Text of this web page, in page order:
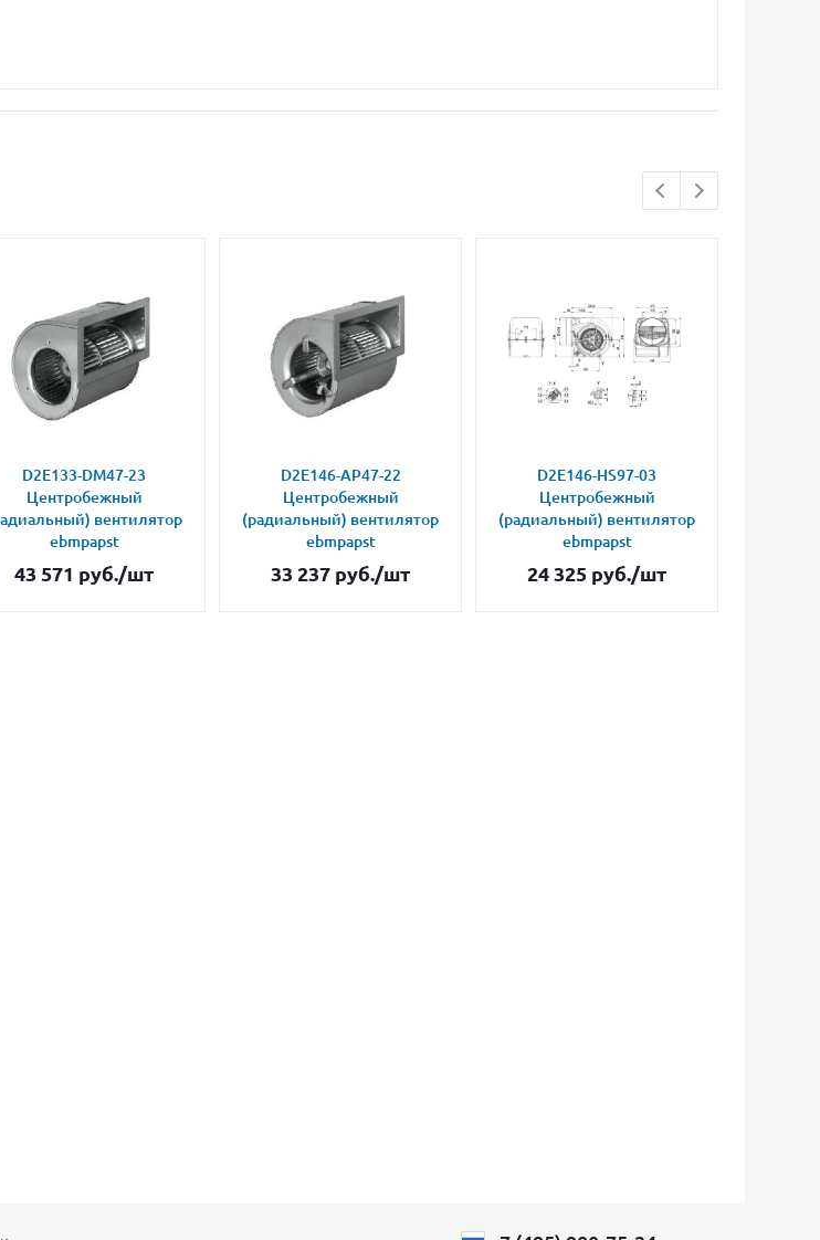
D2E133-DM47-23
Центробежный
вентилятор
ebmpapst
43 571 руб./шт
D2E146-AP47-22
Центробежный
(радиальный) вентилятор
ebmpapst
33 237 руб./шт
D2E146-HS97-03
Центробежный
(радиальный) вентилятор
ebmpapst
24 325 руб./шт